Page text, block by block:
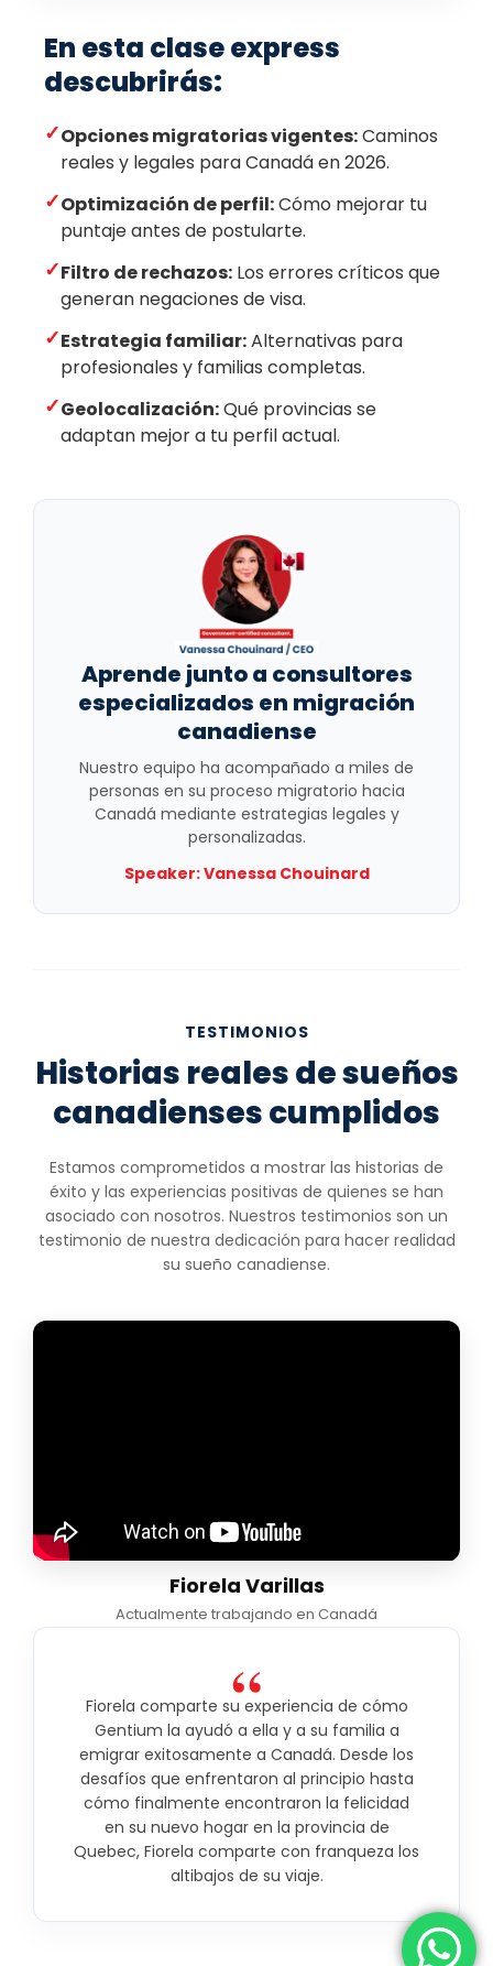
En esta clase express
descubrirás:
✓Opciones migratorias vigentes:Caminos
reales y legales para Canadá en 2026.
✓Optimización de perfil:Cómo mejorar tu
puntaje antes de postularte.
✓Filtro de rechazos: Los errores críticos que
generan negaciones de visa.
✓Estrategia familiar:Alternativas para
profesionales y familias completas.
✓Geolocalización:Qué provincias se
adaptan mejor a tu perfil actual.
Aprende junto a consultores
especializados en migración
canadiense
Nuestro equipo ha acompañado a miles de
personas en su proceso migratorio hacia
Canadá mediante estrategias legales y
personalizadas.
Speaker:Vanessa Chouinard
TESTIMONIOS
Historias reales de sueños
canadienses cumplidos
Estamos comprometidos a mostrar las historias de
éxito y las experiencias positivas de quienes se han
asociado con nosotros. Nuestros testimonios son un
testimonio de nuestra dedicación para hacer realidad
su sueño canadiense.
Fiorela Varillas
Actualmente trabajando en Canadá
“
Fiorela comparte su experiencia de cómo
Gentium la ayudó a ella y a su familia a
emigrar exitosamente a Canadá. Desde los
desafíos que enfrentaron al principio hasta
cómo finalmente encontraron la felicidad
en su nuevo hogar en la provincia de
Quebec, Fiorela comparte con franqueza los
altibajos de su viaje.